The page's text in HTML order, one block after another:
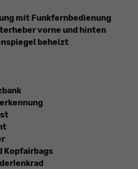
mit Funkfernbedienung
vorne und hinten
beheizt
Kopfairbags